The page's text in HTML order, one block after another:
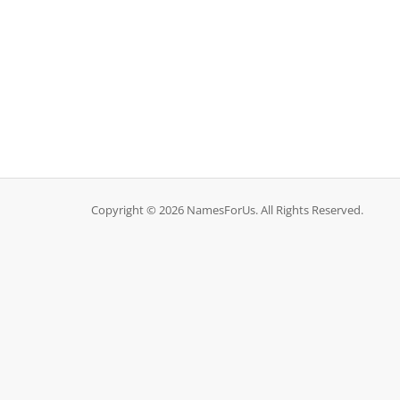
Copyright © 2026 NamesForUs. All Rights Reserved.